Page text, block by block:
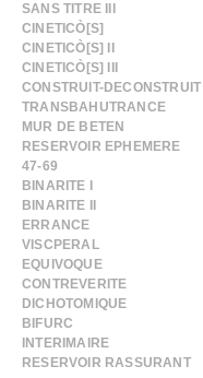
SANS TITRE III
CINETICÒ[S]
CINETICÒ[S] II
CINETICÒ[S] III
CONSTRUIT-DECONSTRUIT
TRANSBAHUTRANCE
MUR DE BETEN
RESERVOIR EPHEMERE
47-69
BINARITE I
BINARITE II
ERRANCE
VISCPERAL
EQUIVOQUE
CONTREVERITE
DICHOTOMIQUE
BIFURC
INTERIMAIRE
RESERVOIR RASSURANT